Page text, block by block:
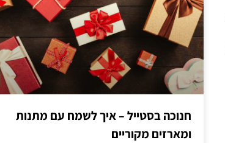
חנוכה בסטייל – איך לשמח עם מתנות
ומארזים מקוריים